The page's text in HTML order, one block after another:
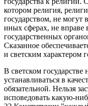
котором религия,
государством, не могут
иных сферах, не вправе
государственных
Сказанное
и светским характером
В светском
устанавливаться в
обязательной. Нельзя
исповедовать какую-